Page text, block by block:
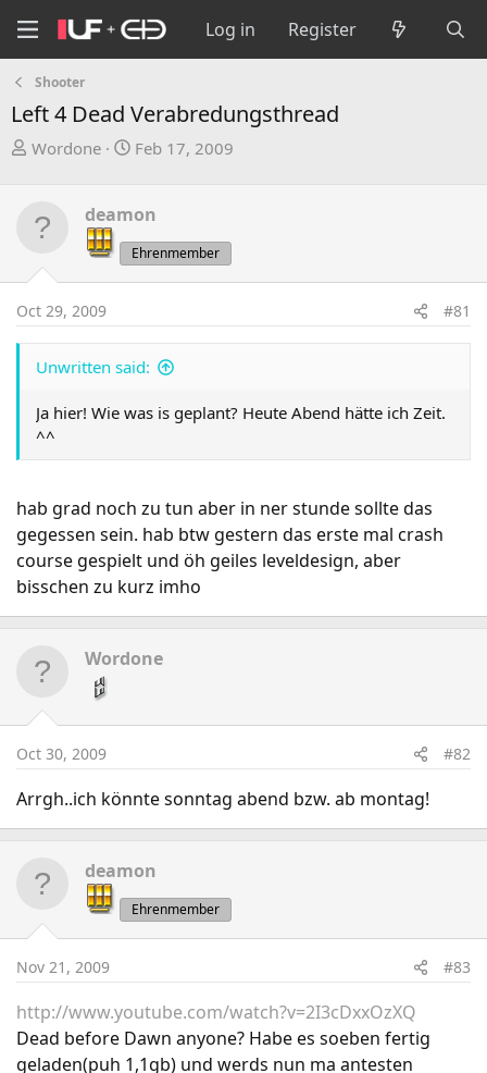
Log in Register
Shooter
Left 4 Dead Verabredungsthread
T
e
d
t
a
e
r
Wordone
S
r
t
d
a
e
Feb 17, 2009
deamon
Ehrenmember
Oct 29, 2009 #81
Unwritten said:
Ja hier! Wie was is geplant? Heute Abend hätte ich Zeit.
^^
hab grad noch zu tun aber in ner stunde sollte das
gegessen sein. hab btw gestern das erste mal crash
course gespielt und öh geiles leveldesign, aber
bisschen zu kurz imho
Wordone
Oct 30, 2009 #82
Arrgh..ich könnte sonntag abend bzw. ab montag!
deamon
Ehrenmember
Nov 21, 2009 #83
http://www.youtube.com/watch?v=2I3cDxxOzXQ
Dead before Dawn anyone? Habe es soeben fertig
geladen(puh 1,1gb) und werds nun ma antesten